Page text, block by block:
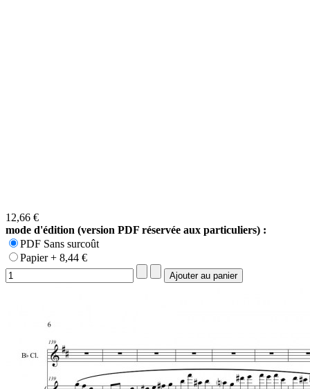
12,66 €
mode d'édition (version PDF réservée aux particuliers) :
PDF Sans surcoût
Papier + 8,44 €